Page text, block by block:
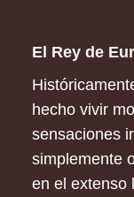
El Rey de
hecho vivir
sensaciones
simplemente
en el extenso